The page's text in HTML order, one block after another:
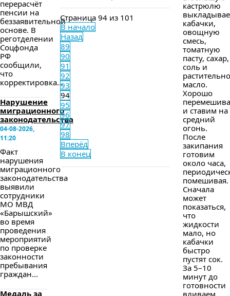
перерасчёт
пенсии на
беззаявительной
основе. В
реготделении
Соцфонда
РФ
сообщили,
что
корректировка...
Нарушение
миграционного
законодательства
04-08-2026,
11:20
Факт
нарушения
миграционного
законодательства
выявили
сотрудники
МО МВД
«Барышский»
во время
проведения
мероприятий
по проверке
законности
пребывания
граждан...
Медаль за
Страница 94 из 101
В начало
Назад
89
90
91
92
93
94
95
96
97
98
Вперёд
В конец
кастрюлю
кабачки,
овощную
смесь,
томатную
пасту, сахар,
соль и
масло.
Хорошо
и ставим на
средний
огонь.
После
закипания
готовим
около часа,
помешивая.
Сначала
может
показаться,
что
жидкости
мало, но
кабачки
быстро
пустят сок.
За 5–10
минут до
готовности